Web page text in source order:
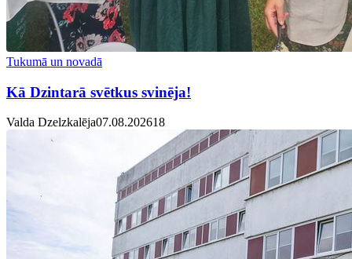
Tukumā un novadā
Kā Dzintarā svētkus svinēja!
Valda Dzelzkalēja07.08.202618